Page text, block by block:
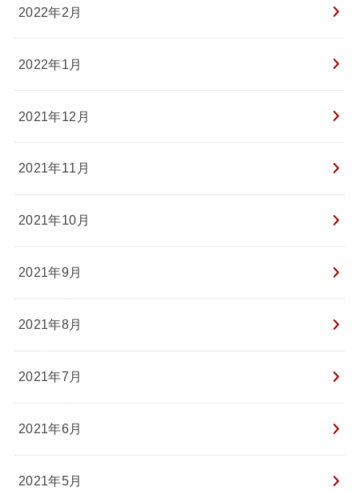
2022年2月
2022年1月
2021年12月
2021年11月
2021年10月
2021年9月
2021年8月
2021年7月
2021年6月
2021年5月